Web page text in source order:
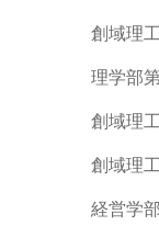
創域理
理学部
創域理
創域理
経営学